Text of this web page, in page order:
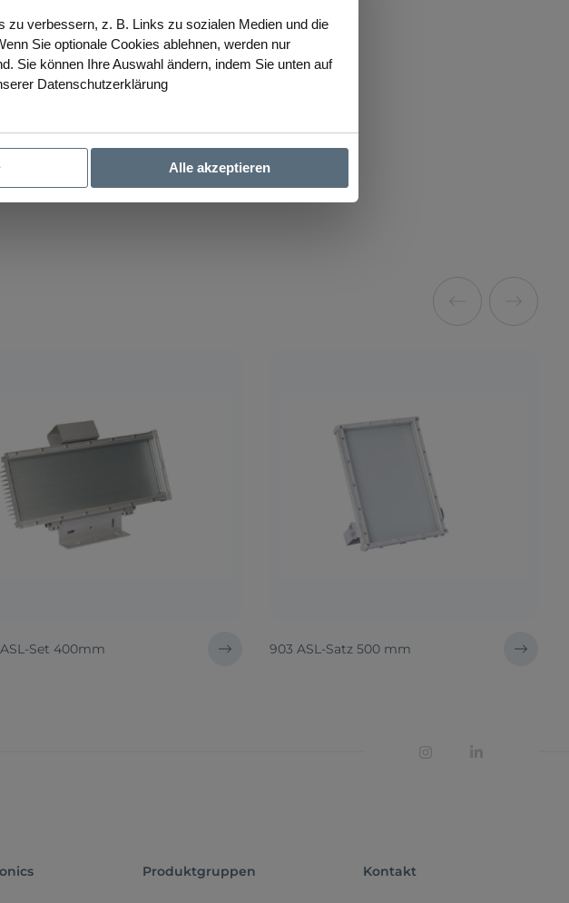
Set 400mm 903 ASL-Satz 500 mm
Produktgruppen Kontakt
zu verbessern, z. B. Links zu sozialen Medien und die
Sie optionale Cookies ablehnen, werden nur
Sie können Ihre Auswahl ändern, indem Sie unten auf
Datenschutzerklärung
Alle akzeptieren